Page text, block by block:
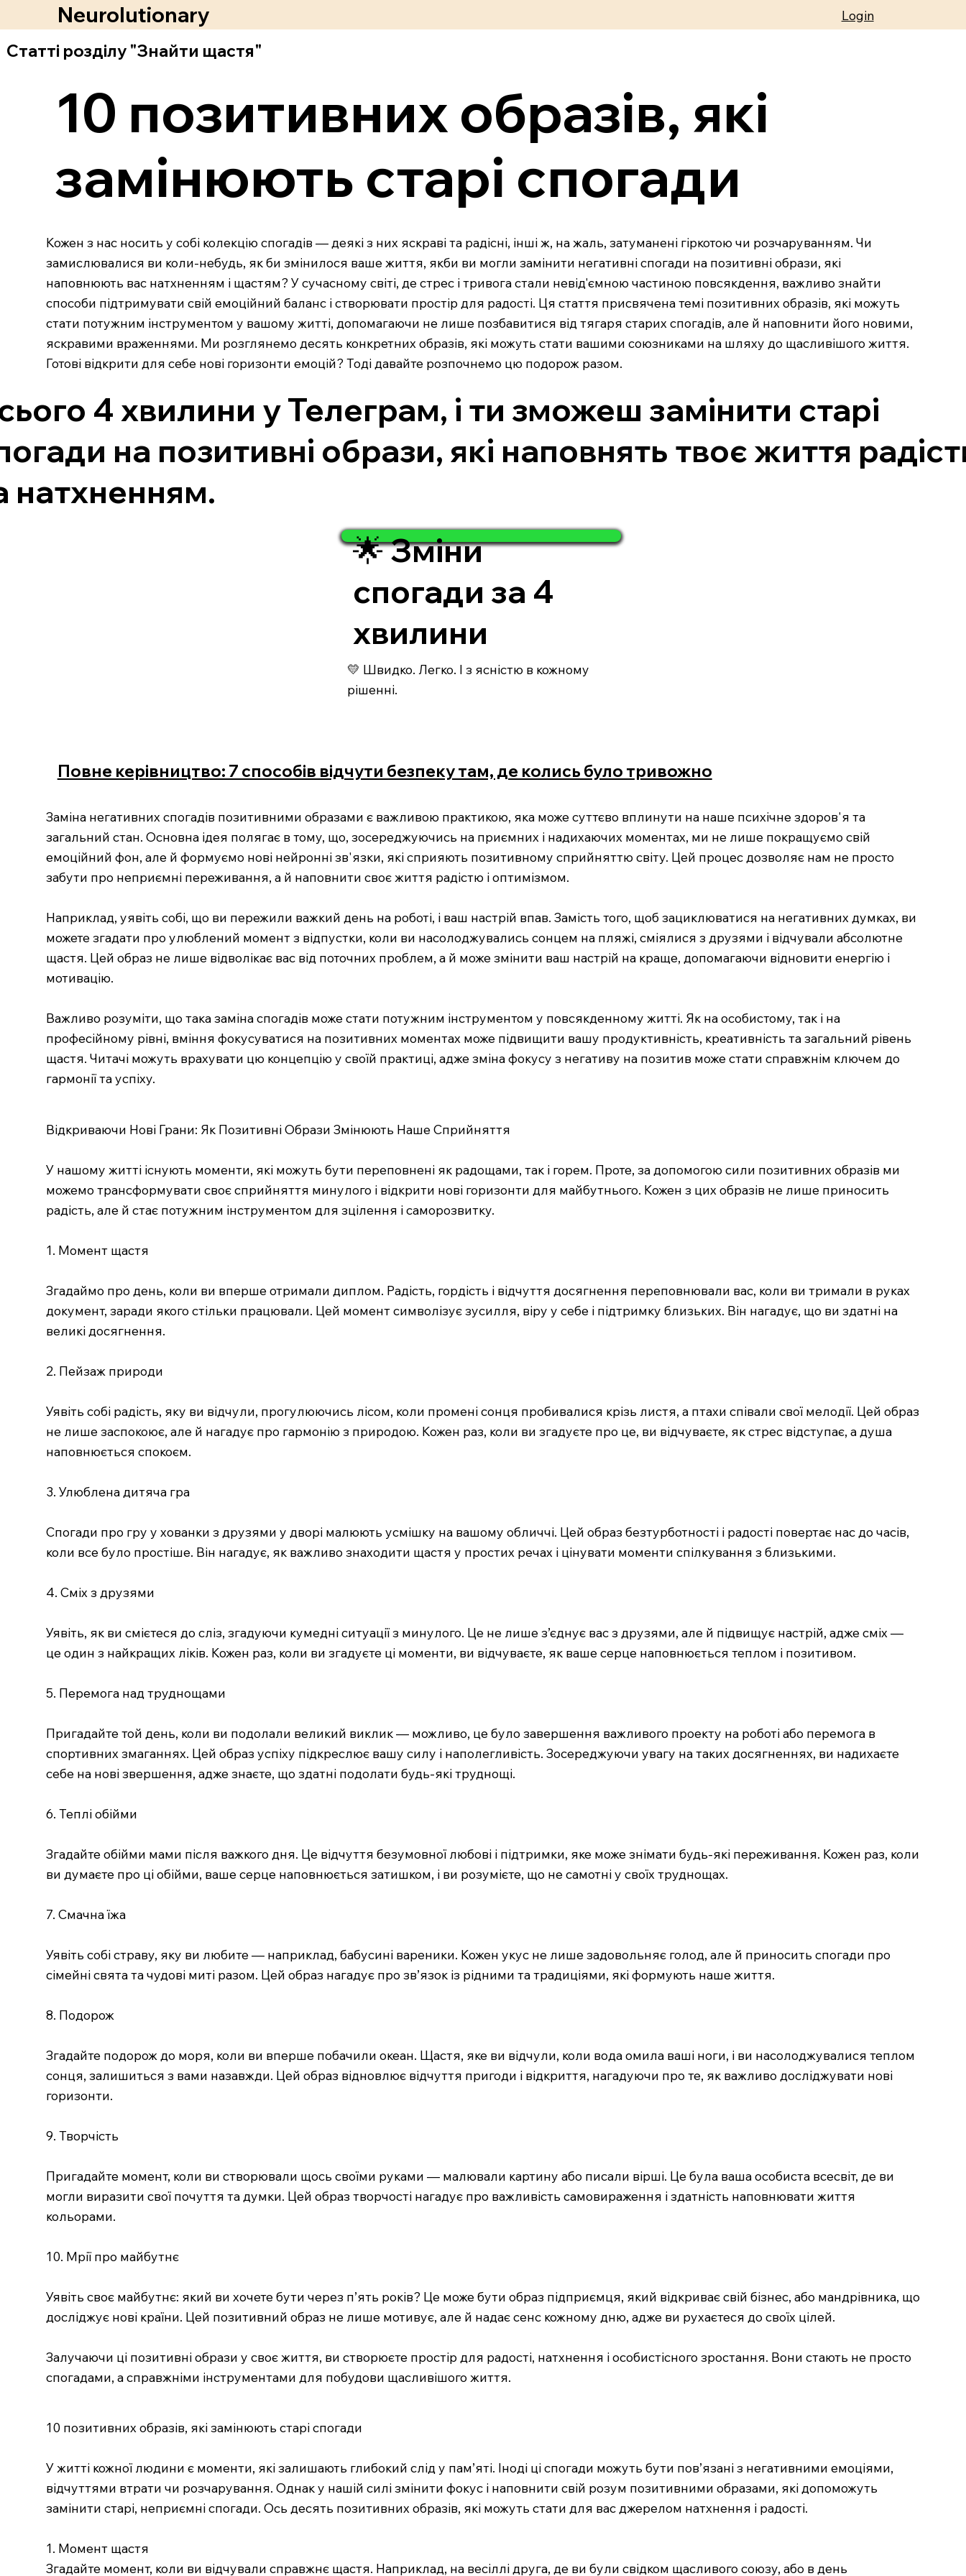
Neurolutionary Login
Статті розділу "Знайти щастя"
10 позитивних образів, які
замінюють старі спогади
Кожен з нас носить у собі колекцію спогадів — деякі з них яскраві та радісні, інші ж, на жаль, затуманені гіркотою чи розчаруванням. Чи
замислювалися ви коли-небудь, як би змінилося ваше життя, якби ви могли замінити негативні спогади на позитивні образи, які
наповнюють вас натхненням і щастям? У сучасному світі, де стрес і тривога стали невід'ємною частиною повсякдення, важливо знайти
способи підтримувати свій емоційний баланс і створювати простір для радості. Ця стаття присвячена темі позитивних образів, які можуть
стати потужним інструментом у вашому житті, допомагаючи не лише позбавитися від тягаря старих спогадів, але й наповнити його новими,
яскравими враженнями. Ми розглянемо десять конкретних образів, які можуть стати вашими союзниками на шляху до щасливішого життя.
Готові відкрити для себе нові горизонти емоцій? Тоді давайте розпочнемо цю подорож разом.
4 хвилини у Телеграм, і ти зможеш замінити старі
на позитивні образи, які наповнять твоє життя
натхненням.
🌟 Зміни
спогади за 4
хвилини
💛 Швидко. Легко. І з ясністю в кожному
рішенні.
Повне керівництво: 7 способів відчути безпеку там, де колись було тривожно
Заміна негативних спогадів позитивними образами є важливою практикою, яка може суттєво вплинути на наше психічне здоров'я та
загальний стан. Основна ідея полягає в тому, що, зосереджуючись на приємних і надихаючих моментах, ми не лише покращуємо свій
емоційний фон, але й формуємо нові нейронні зв'язки, які сприяють позитивному сприйняттю світу. Цей процес дозволяє нам не просто
забути про неприємні переживання, а й наповнити своє життя радістю і оптимізмом.
Наприклад, уявіть собі, що ви пережили важкий день на роботі, і ваш настрій впав. Замість того, щоб зациклюватися на негативних думках, ви
можете згадати про улюблений момент з відпустки, коли ви насолоджувались сонцем на пляжі, сміялися з друзями і відчували абсолютне
щастя. Цей образ не лише відволікає вас від поточних проблем, а й може змінити ваш настрій на краще, допомагаючи відновити енергію і
мотивацію.
Важливо розуміти, що така заміна спогадів може стати потужним інструментом у повсякденному житті. Як на особистому, так і на
професійному рівні, вміння фокусуватися на позитивних моментах може підвищити вашу продуктивність, креативність та загальний рівень
щастя. Читачі можуть врахувати цю концепцію у своїй практиці, адже зміна фокусу з негативу на позитив може стати справжнім ключем до
гармонії та успіху.
Відкриваючи Нові Грани: Як Позитивні Образи Змінюють Наше Сприйняття
У нашому житті існують моменти, які можуть бути переповнені як радощами, так і горем. Проте, за допомогою сили позитивних образів ми
можемо трансформувати своє сприйняття минулого і відкрити нові горизонти для майбутнього. Кожен з цих образів не лише приносить
радість, але й стає потужним інструментом для зцілення і саморозвитку.
1. Момент щастя
Згадаймо про день, коли ви вперше отримали диплом. Радість, гордість і відчуття досягнення переповнювали вас, коли ви тримали в руках
документ, заради якого стільки працювали. Цей момент символізує зусилля, віру у себе і підтримку близьких. Він нагадує, що ви здатні на
великі досягнення.
2. Пейзаж природи
Уявіть собі радість, яку ви відчули, прогулюючись лісом, коли промені сонця пробивалися крізь листя, а птахи співали свої мелодії. Цей образ
не лише заспокоює, але й нагадує про гармонію з природою. Кожен раз, коли ви згадуєте про це, ви відчуваєте, як стрес відступає, а душа
наповнюється спокоєм.
3. Улюблена дитяча гра
Спогади про гру у хованки з друзями у дворі малюють усмішку на вашому обличчі. Цей образ безтурботності і радості повертає нас до часів,
коли все було простіше. Він нагадує, як важливо знаходити щастя у простих речах і цінувати моменти спілкування з близькими.
4. Сміх з друзями
Уявіть, як ви смієтеся до сліз, згадуючи кумедні ситуації з минулого. Це не лише з’єднує вас з друзями, але й підвищує настрій, адже сміх —
це один з найкращих ліків. Кожен раз, коли ви згадуєте ці моменти, ви відчуваєте, як ваше серце наповнюється теплом і позитивом.
5. Перемога над труднощами
Пригадайте той день, коли ви подолали великий виклик — можливо, це було завершення важливого проекту на роботі або перемога в
спортивних змаганнях. Цей образ успіху підкреслює вашу силу і наполегливість. Зосереджуючи увагу на таких досягненнях, ви надихаєте
себе на нові звершення, адже знаєте, що здатні подолати будь-які труднощі.
6. Теплі обійми
Згадайте обійми мами після важкого дня. Це відчуття безумовної любові і підтримки, яке може знімати будь-які переживання. Кожен раз, коли
ви думаєте про ці обійми, ваше серце наповнюється затишком, і ви розумієте, що не самотні у своїх труднощах.
7. Смачна їжа
Уявіть собі страву, яку ви любите — наприклад, бабусині вареники. Кожен укус не лише задовольняє голод, але й приносить спогади про
сімейні свята та чудові миті разом. Цей образ нагадує про зв’язок із рідними та традиціями, які формують наше життя.
8. Подорож
Згадайте подорож до моря, коли ви вперше побачили океан. Щастя, яке ви відчули, коли вода омила ваші ноги, і ви насолоджувалися теплом
сонця, залишиться з вами назавжди. Цей образ відновлює відчуття пригоди і відкриття, нагадуючи про те, як важливо досліджувати нові
горизонти.
9. Творчість
Пригадайте момент, коли ви створювали щось своїми руками — малювали картину або писали вірші. Це була ваша особиста всесвіт, де ви
могли виразити свої почуття та думки. Цей образ творчості нагадує про важливість самовираження і здатність наповнювати життя
кольорами.
10. Мрії про майбутнє
Уявіть своє майбутнє: який ви хочете бути через п’ять років? Це може бути образ підприємця, який відкриває свій бізнес, або мандрівника, що
досліджує нові країни. Цей позитивний образ не лише мотивує, але й надає сенс кожному дню, адже ви рухаєтеся до своїх цілей.
Залучаючи ці позитивні образи у своє життя, ви створюєте простір для радості, натхнення і особистісного зростання. Вони стають не просто
спогадами, а справжніми інструментами для побудови щасливішого життя.
10 позитивних образів, які замінюють старі спогади
У житті кожної людини є моменти, які залишають глибокий слід у пам’яті. Іноді ці спогади можуть бути пов’язані з негативними емоціями,
відчуттями втрати чи розчарування. Однак у нашій силі змінити фокус і наповнити свій розум позитивними образами, які допоможуть
замінити старі, неприємні спогади. Ось десять позитивних образів, які можуть стати для вас джерелом натхнення і радості.
1. Момент щастя
Згадайте момент, коли ви відчували справжнє щастя. Наприклад, на весіллі друга, де ви були свідком щасливого союзу, або в день